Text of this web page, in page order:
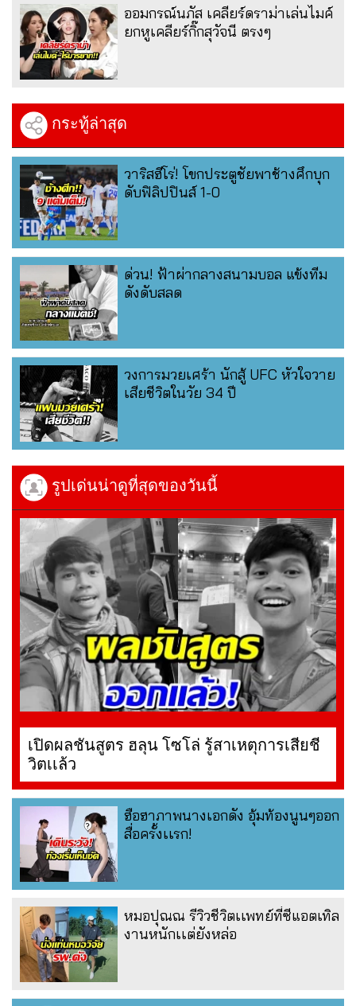
ออมกรณ์นภัส เคลียร์ดราม่าเล่นไมค์
ยกหูเคลียร์กิ๊กสุวัจนี ตรงๆ
กระทู้ล่าสุด
วาริสฮีโร่! โขกประตูชัยพาช้างศึกบุก
ดับฟิลิปปินส์ 1-0
ด่วน! ฟ้าผ่ากลางสนามบอล แข้งทีม
ดังดับสลด
วงการมวยเศร้า นักสู้ UFC หัวใจวาย
เสียชีวิตในวัย 34 ปี
รูปเด่นน่าดูที่สุดของวันนี้
เปิดผลชันสูตร ฮลุน โซโล่ รู้สาเหตุการเสียชี
วิตเเล้ว
ฮือฮาภาพนางเอกดัง อุ้มท้องนูนๆออก
สื่อครั้งเเรก!
หมอปุณณ รีวิวชีวิตเเพทย์ที่ซีแอตเทิล
งานหนักเเต่ยังหล่อ